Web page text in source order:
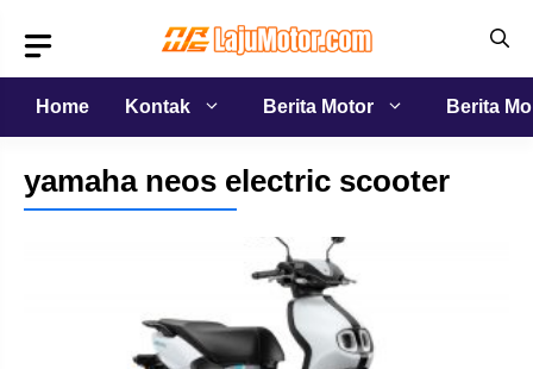
isi
Home
Kontak Berita Motor Berita
yamaha neos electric scooter